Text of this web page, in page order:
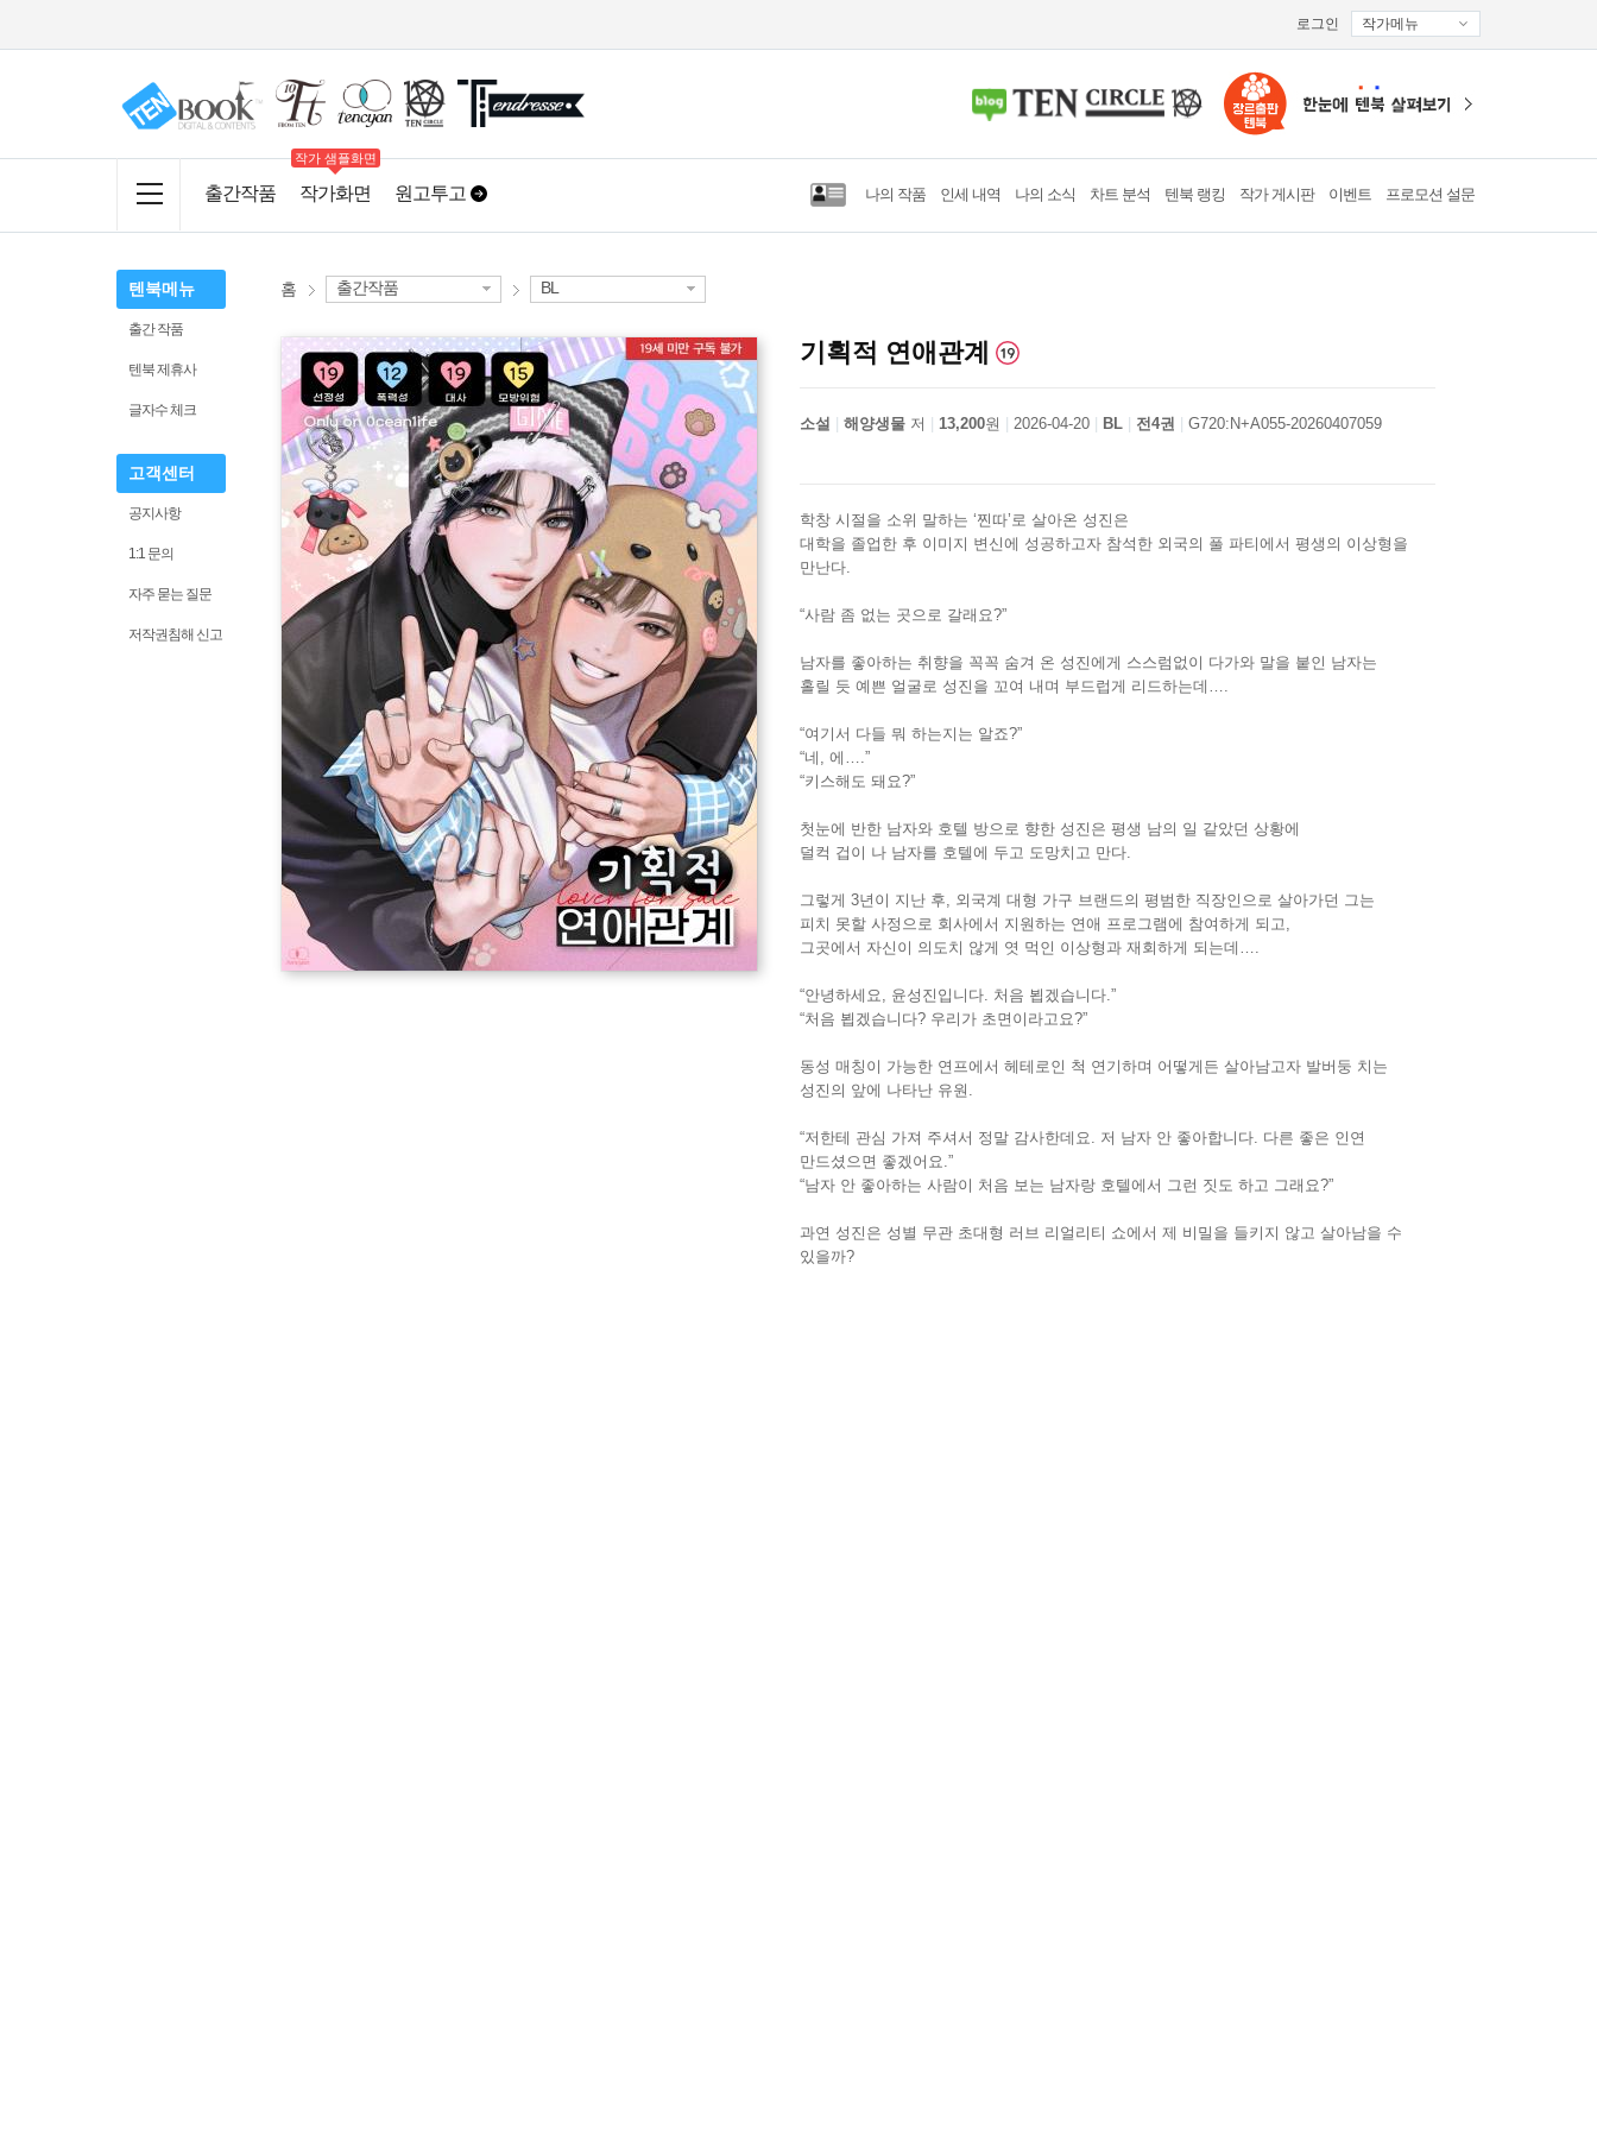
로그인 작가메뉴
작가 샘플화면
출간작품 작가화면 원고투고 나의 작품 인세 내역 나의 소식 차트 분석 텐북 랭킹 작가 게시판 이벤트 프로모션 설문
텐북메뉴
출간 작품
텐북 제휴사
글자수 체크
고객센터
공지사항
1:1 문의
자주 묻는 질문
저작권침해 신고
홈 출간작품 BL
기획적 연애관계
소설 해양생물 저 13,200원 2026-04-20 BL 전4권 G720:N+A055-20260407059
학창 시절을 소위 말하는 ‘찐따’로 살아온 성진은
대학을 졸업한 후 이미지 변신에 성공하고자 참석한 외국의 풀 파티에서 평생의 이상형을
만난다.
“사람 좀 없는 곳으로 갈래요?”
남자를 좋아하는 취향을 꼭꼭 숨겨 온 성진에게 스스럼없이 다가와 말을 붙인 남자는
홀릴 듯 예쁜 얼굴로 성진을 꼬여 내며 부드럽게 리드하는데….
“여기서 다들 뭐 하는지는 알죠?”
“네, 에….”
“키스해도 돼요?”
첫눈에 반한 남자와 호텔 방으로 향한 성진은 평생 남의 일 같았던 상황에
덜컥 겁이 나 남자를 호텔에 두고 도망치고 만다.
그렇게 3년이 지난 후, 외국계 대형 가구 브랜드의 평범한 직장인으로 살아가던 그는
피치 못할 사정으로 회사에서 지원하는 연애 프로그램에 참여하게 되고,
그곳에서 자신이 의도치 않게 엿 먹인 이상형과 재회하게 되는데….
“안녕하세요, 윤성진입니다. 처음 뵙겠습니다.”
“처음 뵙겠습니다? 우리가 초면이라고요?”
동성 매칭이 가능한 연프에서 헤테로인 척 연기하며 어떻게든 살아남고자 발버둥 치는
성진의 앞에 나타난 유원.
“저한테 관심 가져 주셔서 정말 감사한데요. 저 남자 안 좋아합니다. 다른 좋은 인연
만드셨으면 좋겠어요.”
“남자 안 좋아하는 사람이 처음 보는 남자랑 호텔에서 그런 짓도 하고 그래요?”
과연 성진은 성별 무관 초대형 러브 리얼리티 쇼에서 제 비밀을 들키지 않고 살아남을 수
있을까?